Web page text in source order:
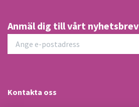
Anmäl dig till vårt nyhetsbrev
Kontakta oss